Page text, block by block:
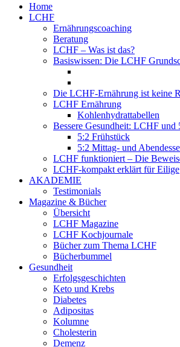
Home
LCHF
Ernährungscoaching
Beratung
LCHF – Was ist das?
Basiswissen: Die LCHF
Die LCHF-Ernährung ist keine
LCHF Ernährung
Kohlenhydrattabellen
Bessere Gesundheit: LCHF und
5:2 Frühstück
5:2 Mittag- und
LCHF funktioniert – Die
LCHF-kompakt erklärt für Eilige
AKADEMIE
Testimonials
Magazine & Bücher
Übersicht
LCHF Magazine
LCHF Kochjournale
Bücher zum Thema LCHF
Bücherbummel
Gesundheit
Erfolgsgeschichten
Keto und Krebs
Diabetes
Adipositas
Kolumne
Cholesterin
Demenz